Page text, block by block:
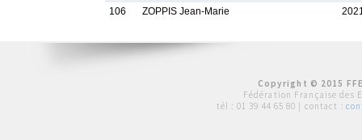
106
ZOPPIS Jean-Marie
Copyright © 2015
Fédération Française des
tél : 01 39 44 65 80 | contact :